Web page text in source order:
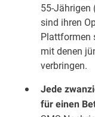
55-Jährigen
sind ihren
Plattformen
mit denen
verbringen.
Jede
für einen